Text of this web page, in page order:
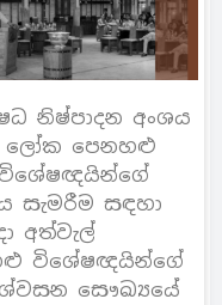
නිෂ්පාදන අංශය
ලෝක පෙනහළු
සැමරීම සඳහා
අත්වැල්
විශේෂඥයින්ගේ
සෞඛ්‍යයේ